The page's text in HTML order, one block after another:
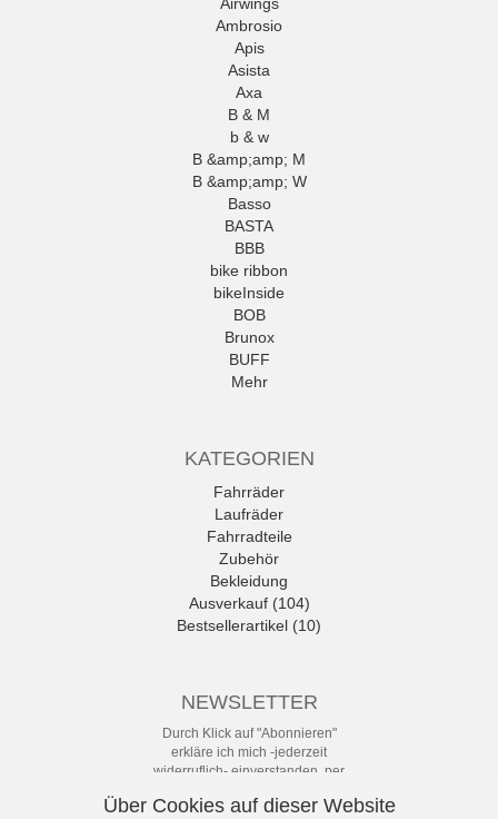
Ambrosio
Apis
Asista
Axa
B & M
b & w
B &amp;amp; M
B &amp;amp; W
Basso
BASTA
BBB
bike ribbon
bikeInside
BOB
Brunox
BUFF
Mehr
KATEGORIEN
Fahrräder
Laufräder
Fahrradteile
Zubehör
Bekleidung
Ausverkauf (104)
Bestsellerartikel (10)
NEWSLETTER
Durch Klick auf "Abonnieren"
erkläre ich mich -jederzeit
widerruflich- einverstanden, per
Abständen über Angebote und
Über Cookies auf dieser Website